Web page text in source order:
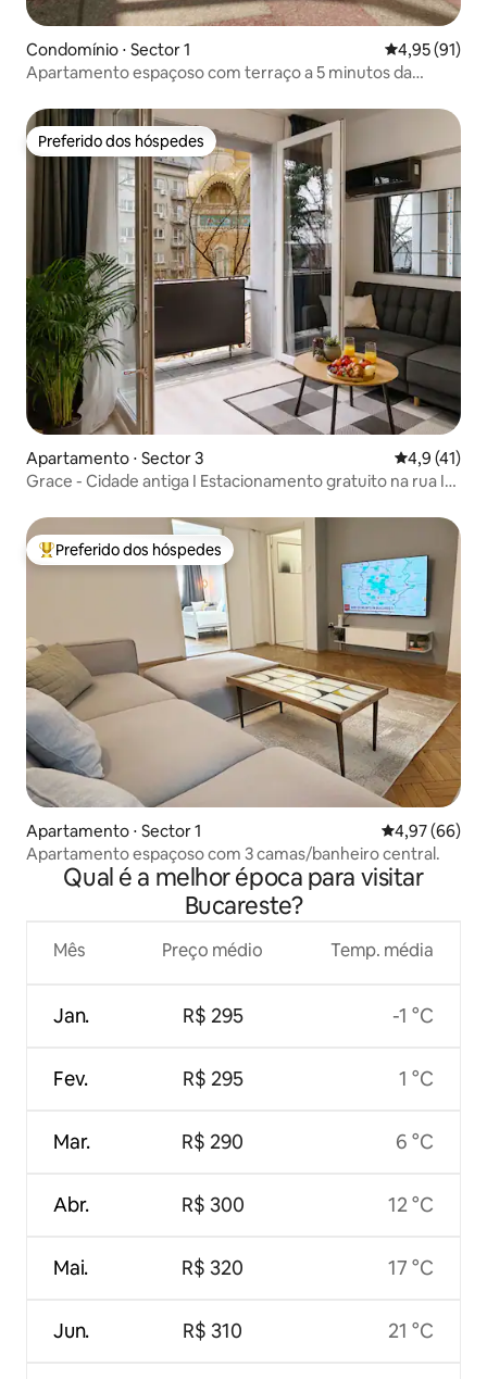
Condomínio ⋅ Sector 1 4,95 de uma
4,95 (91)
Apartamento espaçoso com terraço a 5 minutos da
Preferido dos hóspedes
Preferido dos hóspedes
Apartamento ⋅ Sector 3 4,9 de uma
4,9 (41)
Grace - Cidade antiga I Estacionamento gratuito na rua I
Entre os melhores preferidos dos hóspedes
Preferido dos hóspedes
Apartamento ⋅ Sector 1 4,97 de uma
4,97 (66)
Apartamento espaçoso com 3 camas/banheiro central.
Qual é a melhor época para visitar
Bucareste?
Mês
Jan.
Fev.
Mar.
Abr.
Mai.
Jun.
Preço médio
R$ 295
R$ 295
R$ 290
R$ 300
R$ 320
R$ 310
Temp. média
-1 °C
1 °C
6 °C
12 °C
17 °C
21 °C